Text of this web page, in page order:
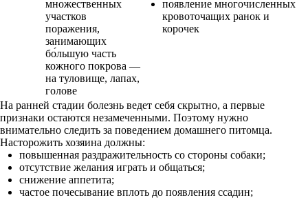
множественных
участков
поражения,
занимающих
бо́льшую часть
кожного покрова —
на туловище, лапах,
голове
появление многочисленных
кровоточащих ранок и
корочек
На ранней стадии болезнь ведет себя скрытно, а первые
признаки остаются незамеченными. Поэтому нужно
внимательно следить за поведением домашнего питомца.
Насторожить хозяина должны:
повышенная раздражительность со стороны собаки;
отсутствие желания играть и общаться;
снижение аппетита;
частое почесывание вплоть до появления ссадин;